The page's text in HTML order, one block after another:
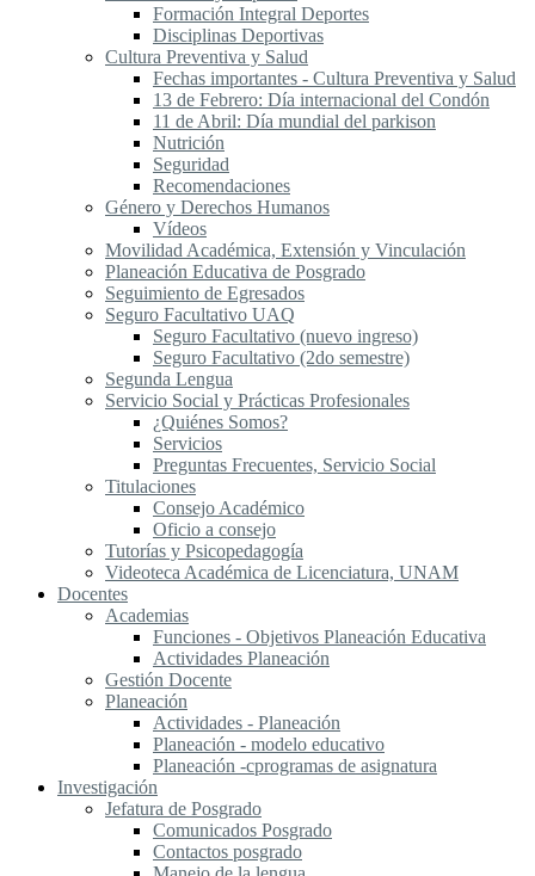
Formación Integral Deportes
Disciplinas Deportivas
Cultura Preventiva y Salud
Fechas importantes - Cultura Preventiva y Salud
13 de Febrero: Día internacional del Condón
11 de Abril: Día mundial del parkison
Nutrición
Seguridad
Recomendaciones
Género y Derechos Humanos
Vídeos
Movilidad Académica, Extensión y Vinculación
Planeación Educativa de Posgrado
Seguimiento de Egresados
Seguro Facultativo UAQ
Seguro Facultativo (nuevo ingreso)
Seguro Facultativo (2do semestre)
Segunda Lengua
S​ervicio Social y Prácticas Profesionales
¿Quiénes Somos?
Servicios
Preguntas Frecuentes, Servicio Social
Titulaciones
Consejo Académico
Oficio a consejo
Tutorías y Psicopedagogía
Videoteca Académica de Licenciatura, UNAM
Docentes
Academias
Funciones - Objetivos Planeación Educativa
Actividades Planeación
Gestión Docente
Planeación
Actividades - Planeación
Planeación - modelo educativo
Planeación -cprogramas de asignatura
Investigación
Jefatura de Posgrado
Comunicados Posgrado
Contactos posgrado